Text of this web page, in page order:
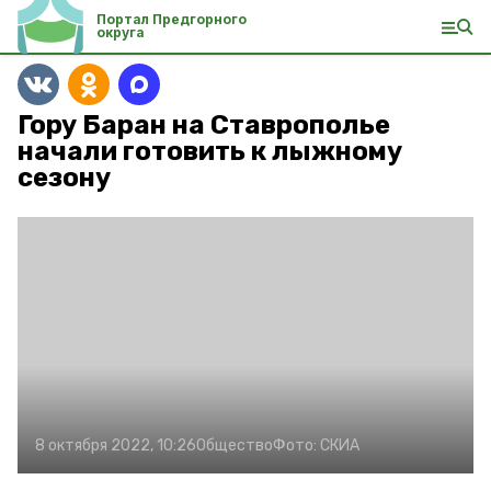
Портал Предгорного
округа
Гору Баран на Ставрополье
начали готовить к лыжному
сезону
8 октября 2022, 10:26ОбществоФото: СКИА